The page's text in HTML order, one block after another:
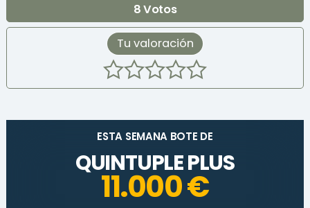
8Votos
Tu valoración
ESTA SEMANA BOTE DE
QUINTUPLE PLUS
11.000 €